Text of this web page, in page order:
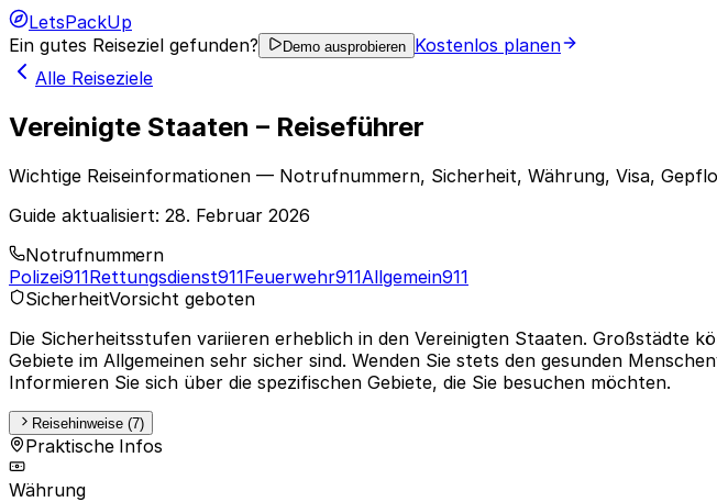
LetsPackUp
Ein gutes Reiseziel gefunden?
Demo ausprobieren Kostenlos planen
Alle Reiseziele
Vereinigte Staaten – Reiseführer
Wichtige Reiseinformationen — Notrufnummern, Sicherheit, Währung, Visa,
Guide aktualisiert: 28. Februar 2026
Notrufnummern
Polizei911Rettungsdienst911Feuerwehr911Allgemein911
SicherheitVorsicht geboten
Die Sicherheitsstufen variieren erheblich in den Vereinigten Staaten. Großstädte
Gebiete im Allgemeinen sehr sicher sind. Wenden Sie stets den gesunden
Informieren Sie sich über die spezifischen Gebiete, die Sie besuchen möchten.
Reisehinweise (7)
Praktische Infos
Währung